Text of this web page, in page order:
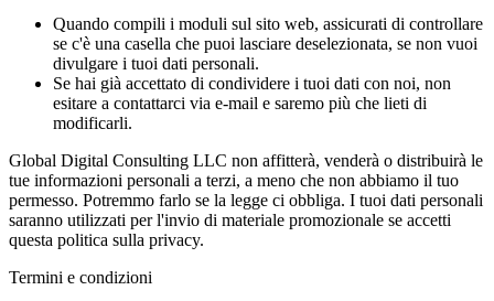
Quando compili i moduli sul sito web, assicurati di controllare
se c'è una casella che puoi lasciare deselezionata, se non vuoi
divulgare i tuoi dati personali.
Se hai già accettato di condividere i tuoi dati con noi, non
esitare a contattarci via e-mail e saremo più che lieti di
modificarli.
Global Digital Consulting LLC non affitterà, venderà o distribuirà le
tue informazioni personali a terzi, a meno che non abbiamo il tuo
permesso. Potremmo farlo se la legge ci obbliga. I tuoi dati personali
saranno utilizzati per l'invio di materiale promozionale se accetti
questa politica sulla privacy.
Termini e condizioni